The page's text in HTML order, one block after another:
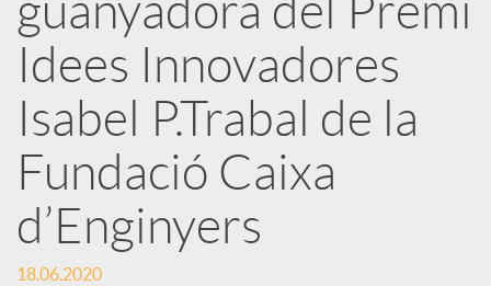
x
e
s
S
guanyadora del Premi
Idees Innovadores
Isabel P.Trabal de la
Fundació Caixa
d’Enginyers
18.06.2020